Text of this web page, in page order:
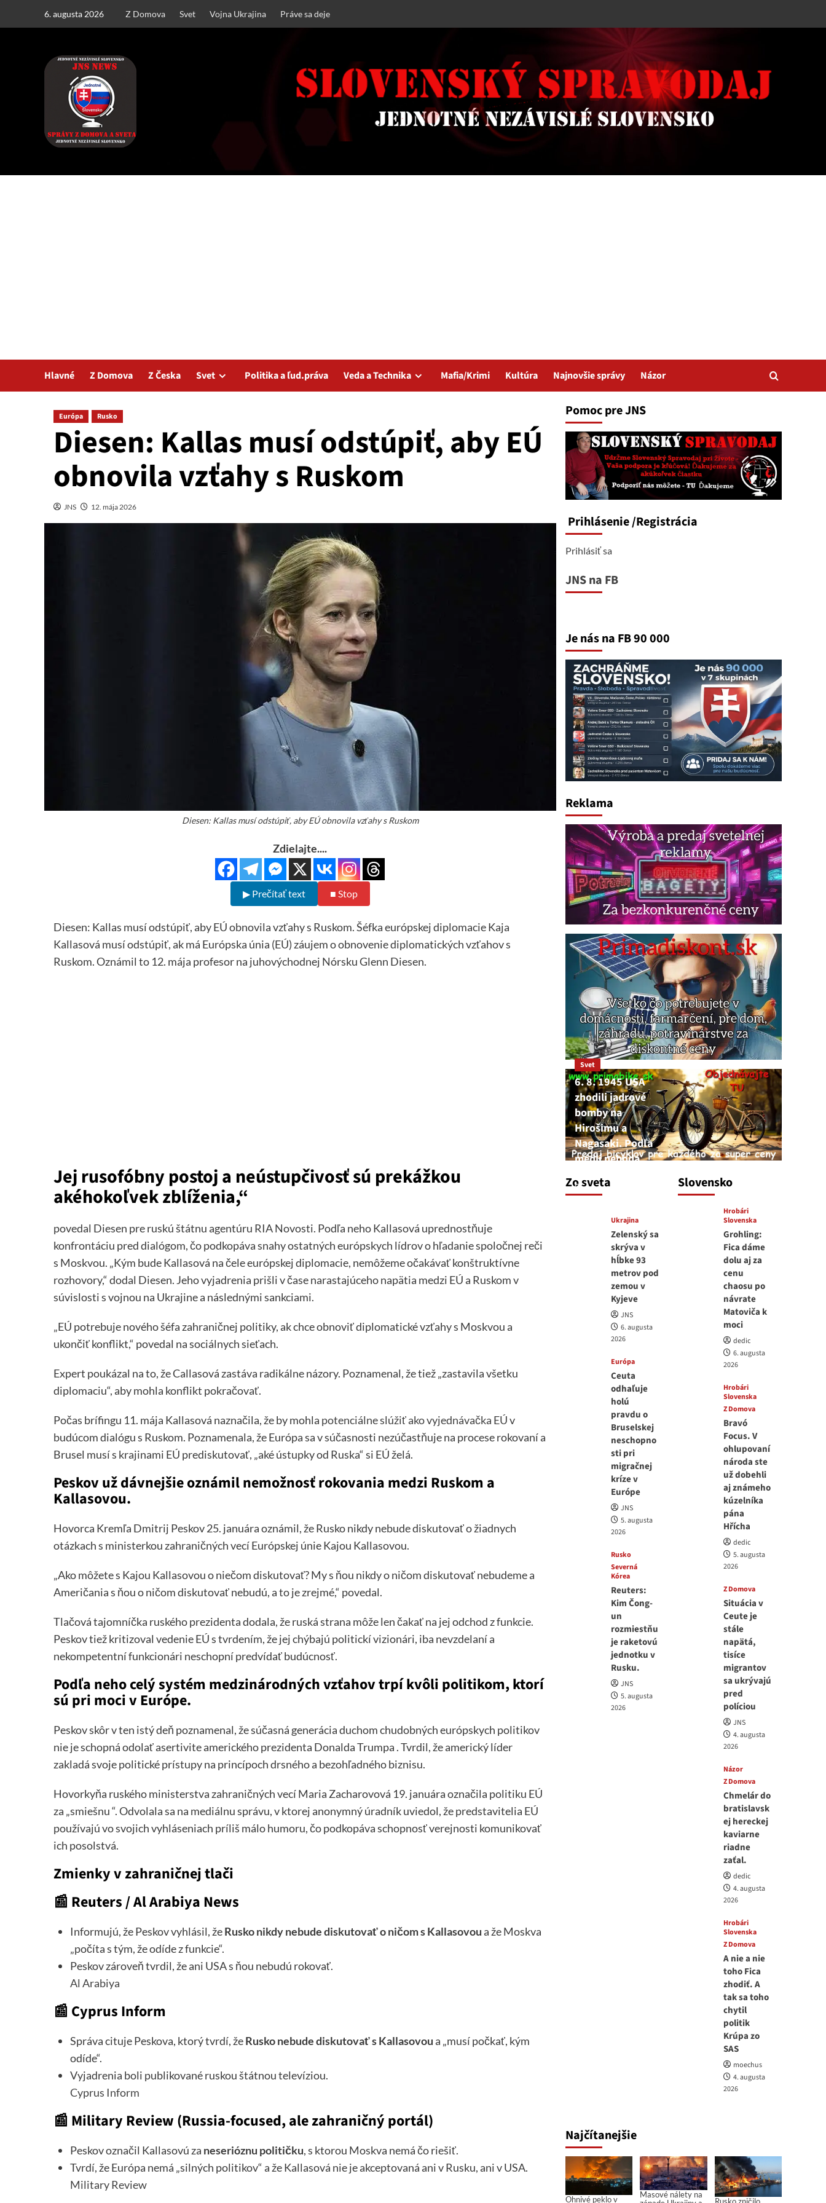
6. augusta 2026 Z Domova Svet Vojna Ukrajina Práve sa deje
Hlavné Z Domova Z Česka Svet Politika a ľud.práva Veda a Technika Mafia/Krimi Kultúra Najnovšie správy Názor
Európa Rusko
Diesen: Kallas musí odstúpiť, aby EÚ
obnovila vzťahy s Ruskom
JNS 12. mája 2026
Diesen: Kallas musí odstúpiť, aby EÚ obnovila vzťahy s Ruskom
Zdielajte....
▶ Prečítať text ■ Stop
Diesen: Kallas musí odstúpiť, aby EÚ obnovila vzťahy s Ruskom. Šéfka európskej diplomacie Kaja
Kallasová musí odstúpiť, ak má Európska únia (EÚ) záujem o obnovenie diplomatických vzťahov s
Ruskom. Oznámil to 12. mája profesor na juhovýchodnej Nórsku Glenn Diesen.
Jej rusofóbny postoj a neústupčivosť sú prekážkou
akéhokoľvek zblíženia,“
povedal Diesen pre ruskú štátnu agentúru RIA Novosti. Podľa neho Kallasová uprednostňuje
konfrontáciu pred dialógom, čo podkopáva snahy ostatných európskych lídrov o hľadanie spoločnej reči
s Moskvou. „Kým bude Kallasová na čele európskej diplomacie, nemôžeme očakávať konštruktívne
rozhovory,“ dodal Diesen. Jeho vyjadrenia prišli v čase narastajúceho napätia medzi EÚ a Ruskom v
súvislosti s vojnou na Ukrajine a následnými sankciami.
„EÚ potrebuje nového šéfa zahraničnej politiky, ak chce obnoviť diplomatické vzťahy s Moskvou a
ukončiť konflikt,“ povedal na sociálnych sieťach.
Expert poukázal na to, že Callasová zastáva radikálne názory. Poznamenal, že tiež „zastavila všetku
diplomaciu“, aby mohla konflikt pokračovať.
Počas brífingu 11. mája Kallasová naznačila, že by mohla potenciálne slúžiť ako vyjednávačka EÚv
budúcom dialógu s Ruskom. Poznamenala, že Európa sa v súčasnosti nezúčastňuje na procese rokovaní a
Brusel musí s krajinami EÚ prediskutovať, „aké ústupky od Ruska“ si EÚ želá.
Peskov už dávnejšie oznámil nemožnosť rokovania medzi Ruskom a
Kallasovou.
Hovorca Kremľa Dmitrij Peskov 25. januára oznámil, že Rusko nikdy nebude diskutovať o žiadnych
otázkach s ministerkou zahraničných vecí Európskej únie Kajou Kallasovou.
„Ako môžete s Kajou Kallasovou o niečom diskutovať? My s ňou nikdy o ničom diskutovať nebudeme a
Američania s ňou o ničom diskutovať nebudú, a to je zrejmé,“ povedal.
Tlačová tajomníčka ruského prezidenta dodala, že ruská strana môže len čakať na jej odchod z funkcie.
Peskov tiež kritizoval vedenie EÚ s tvrdením, že jej chýbajú politickí vizionári, iba nevzdelaní a
nekompetentní funkcionári neschopní predvídať budúcnosť.
Podľa neho celý systém medzinárodných vzťahov trpí kvôli politikom, ktorí
sú pri moci v Európe.
Peskov skôr v ten istý deň poznamenal, že súčasná generácia duchom chudobných európskych politikov
nie je schopná odolať asertivite amerického prezidenta Donalda Trumpa . Tvrdil, že americký líder
zakladá svoje politické prístupy na princípoch drsného a bezohľadného biznisu.
Hovorkyňa ruského ministerstva zahraničných vecí Maria Zacharovová 19. januára označila politiku EÚ
za „smiešnu “. Odvolala sa na mediálnu správu, v ktorej anonymný úradník uviedol, že predstavitelia EÚ
používajú vo svojich vyhláseniach príliš málo humoru, čo podkopáva schopnosť verejnosti komunikovať
ich posolstvá.
Zmienky v zahraničnej tlači
📰 Reuters / Al Arabiya News
Informujú, že Peskov vyhlásil, žeRusko nikdy nebude diskutovať o ničom s Kallasovoua že Moskva
„počíta s tým, že odíde z funkcie“.
Peskov zároveň tvrdil, že ani USA s ňou nebudú rokovať.
Al Arabiya
📰 Cyprus Inform
Správa cituje Peskova, ktorý tvrdí, žeRusko nebude diskutovať s Kallasovoua „musí počkať, kým
odíde“.
Vyjadrenia boli publikované ruskou štátnou televíziou.
Cyprus Inform
📰 Military Review (Russia-focused, ale zahraničný portál)
Peskov označil Kallasovú za neserióznu političku, s ktorou Moskva nemá čo riešiť.
Tvrdí, že Európa nemá „silných politikov“ a že Kallasová nie je akceptovaná ani v Rusku, ani v USA.
Military Review
Pomoc pre JNS
Prihlásenie/Registrácia
Prihlásiť sa
JNS na FB
Je nás na FB 90 000
Reklama
Zo sveta
Svet
6. 8. 1945 USA
zhodili jadrové
bomby na
Hirošimu a
Nagasaki. Podľa
médií nehoda
6. augusta 2026
Ukrajina
Zelenský sa
skrýva v
hĺbke 93
metrov pod
zemou v
Kyjeve
JNS
6. augusta
2026
Európa
Ceuta
odhaľuje
holú
pravdu o
Bruselskej
neschopno
sti pri
migračnej
kríze v
Európe
JNS
5. augusta
2026
Rusko
Severná
Kórea
Reuters:
Kim Čong-
un
rozmiestňu
je raketovú
jednotku v
Rusku.
JNS
5. augusta
2026
Slovensko
Hrobári
Slovenska
Grohling:
Fica dáme
dolu aj za
cenu
chaosu po
návrate
Matoviča k
moci
dedic
6. augusta
2026
Hrobári
Slovenska
Z Domova
Bravó
Focus. V
ohlupovaní
národa ste
už dobehli
aj známeho
kúzelníka
pána
Hřícha
dedic
5. augusta
2026
Z Domova
Situácia v
Ceute je
stále
napätá,
tisíce
migrantov
sa ukrývajú
pred
políciou
JNS
4. augusta
2026
Názor
Z Domova
Chmelár do
bratislavsk
ej hereckej
kaviarne
riadne
zaťal.
dedic
4. augusta
2026
Hrobári
Slovenska
Z Domova
A nie a nie
toho Fica
zhodiť. A
tak sa toho
chytil
politik
Krúpa zo
SAS
moechus
4. augusta
2026
Najčítanejšie
Ohnivé peklo v
Masové nálety na